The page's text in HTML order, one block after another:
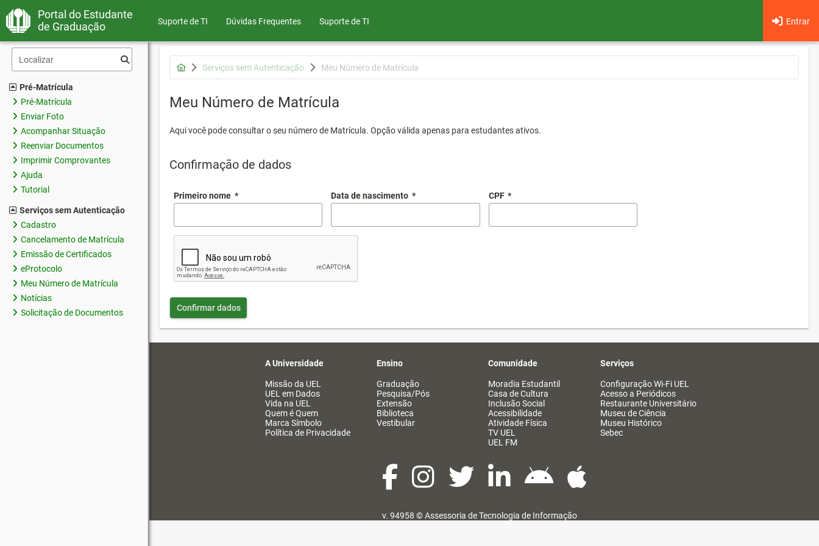
Portal do Estudante
de Graduação
Suporte de TI Dúvidas Frequentes Entrar
Suporte de TI
Pré-Matrícula
Pré-Matrícula
Enviar Foto
Acompanhar Situação
Reenviar Documentos
Imprimir Comprovantes
Ajuda
Tutorial
Serviços sem Autenticação
Cadastro
Cancelamento de Matrícula
Emissão de Certificados
eProtocolo
Meu Número de Matrícula
Notícias
Solicitação de Documentos
Serviços sem Autenticação Meu Número de Matrícula
Meu Número de Matrícula
Aqui você pode consultar o seu número de Matrícula. Opção válida apenas para estudantes ativos.
Confirmação de dados
Primeiro nome * Data de nascimento * CPF *
Confirmar dados
A Universidade
Missão da UEL
UEL em Dados
Vida na UEL
Quem é Quem
Marca Símbolo
Política de Privacidade
Ensino
Graduação
Pesquisa/Pós
Extensão
Biblioteca
Vestibular
Comunidade
Moradia Estudantil
Casa de Cultura
Inclusão Social
Acessibilidade
Atividade Física
TV UEL
UEL FM
Serviços
Configuração Wi-Fi UEL
Acesso a Periódicos
Restaurante Universitário
Museu de Ciência
Museu Histórico
Sebec
v. 94958 ©Assessoria de Tecnologia de Informação